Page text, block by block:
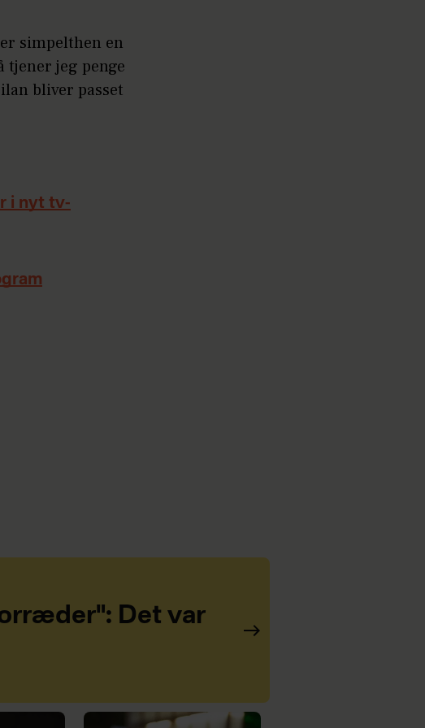
simpelthen en
tjener jeg penge
bliver passet
i nyt tv-
Det var